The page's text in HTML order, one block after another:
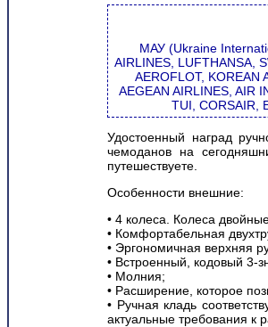
МАУ (Ukraine
AIRLINES, LUFTHANSA,
AEROFLOT, KOREAN
AEGEAN AIRLINES, AIR
TUI, CORSAIR,
Удостоенный наград
чемоданов на
путешествуете.
Особенности внешние:
• 4 колеса. Колеса
• Комфортабельная
• Эргономичная верхняя
• Встроенный, кодовый 3-
• Молния;
• Расширение, которое
• Ручная кладь
актуальные требования к